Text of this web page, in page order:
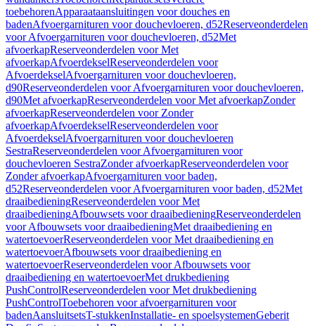
toebehorenApparaataansluitingen voor douches en
badenAfvoergarnituren voor douchevloeren, d52Reserveonderdelen
voor Afvoergarnituren voor douchevloeren, d52Met
afvoerkapReserveonderdelen voor Met
afvoerkapAfvoerdekselReserveonderdelen voor
AfvoerdekselAfvoergarnituren voor douchevloeren,
d90Reserveonderdelen voor Afvoergarnituren voor douchevloeren,
d90Met afvoerkapReserveonderdelen voor Met afvoerkapZonder
afvoerkapReserveonderdelen voor Zonder
afvoerkapAfvoerdekselReserveonderdelen voor
AfvoerdekselAfvoergarnituren voor douchevloeren
SestraReserveonderdelen voor Afvoergarnituren voor
douchevloeren SestraZonder afvoerkapReserveonderdelen voor
Zonder afvoerkapAfvoergarnituren voor baden,
d52Reserveonderdelen voor Afvoergarnituren voor baden, d52Met
draaibedieningReserveonderdelen voor Met
draaibedieningAfbouwsets voor draaibedieningReserveonderdelen
voor Afbouwsets voor draaibedieningMet draaibediening en
watertoevoerReserveonderdelen voor Met draaibediening en
watertoevoerAfbouwsets voor draaibediening en
watertoevoerReserveonderdelen voor Afbouwsets voor
draaibediening en watertoevoerMet drukbediening
PushControlReserveonderdelen voor Met drukbediening
PushControlToebehoren voor afvoergarnituren voor
badenAansluitsetsT-stukkenInstallatie- en spoelsystemenGeberit